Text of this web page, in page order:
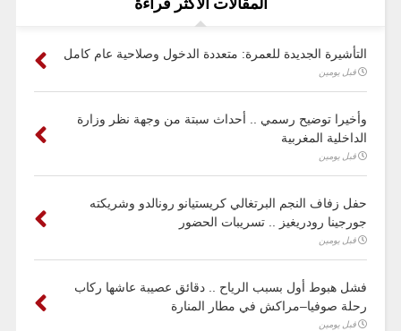
التأشيرة الجديدة للعمرة: متعددة الدخول وصلاحية عام كامل
قبل يومين
وأخيرا توضيح رسمي .. أحداث سبتة من وجهة نظر وزارة
الداخلية المغربية
قبل يومين
حفل زفاف النجم البرتغالي كريستيانو رونالدو وشريكته
جورجينا رودريغيز .. تسريبات الحضور
قبل يومين
فشل هبوط أول بسبب الرياح .. دقائق عصيبة عاشها ركاب
رحلة صوفيا–مراكش في مطار المنارة
قبل يومين